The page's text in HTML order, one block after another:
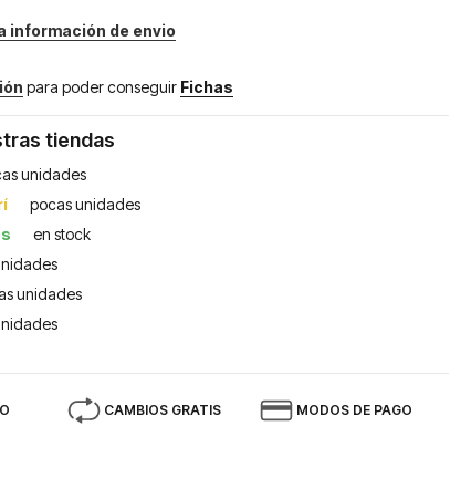
información de envio
para poder conseguir Fichas
tiendas
unidades
pocas unidades
en stock
unidades
CAMBIOS GRATIS MODOS DE PAGO